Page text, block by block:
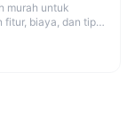
murah untuk
fitur, biaya, dan tips